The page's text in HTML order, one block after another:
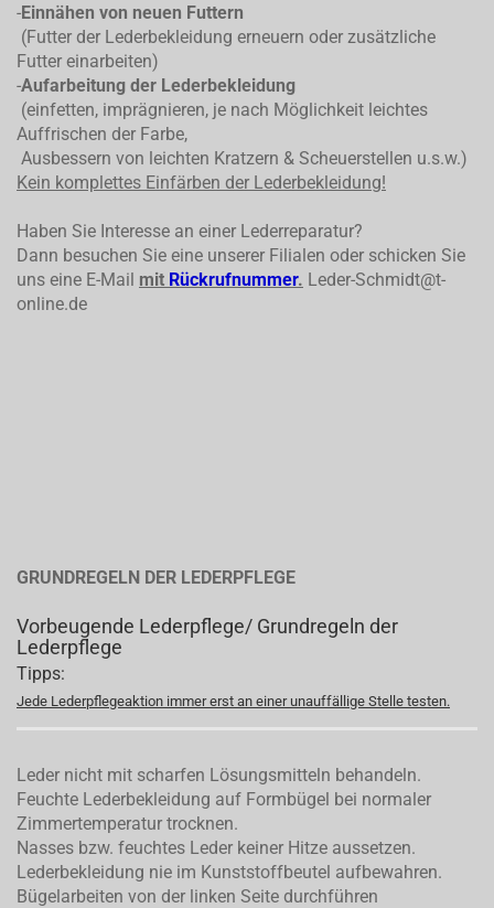
-Einnähen von neuen Futtern
(Futter der Lederbekleidung erneuern oder zusätzliche
Futter einarbeiten)
-Aufarbeitung der Lederbekleidung
(einfetten, imprägnieren, je nach Möglichkeit leichtes
Auffrischen der Farbe,
Ausbessern von leichten Kratzern & Scheuerstellen u.s.w.)
Kein komplettes Einfärben der Lederbekleidung!
Haben Sie Interesse an einer Lederreparatur?
Dann besuchen Sie eine unserer Filialen oder schicken Sie
uns eine E-Mail mit Rückrufnummer. Leder-Schmidt@t-
online.de
GRUNDREGELN DER LEDERPFLEGE
Vorbeugende Lederpflege/ Grundregeln der
Lederpflege
Tipps:
Jede Lederpflegeaktion immer erst an einer unauffällige Stelle testen.
Leder nicht mit scharfen Lösungsmitteln behandeln.
Feuchte Lederbekleidung auf Formbügel bei normaler
Zimmertemperatur trocknen.
Nasses bzw. feuchtes Leder keiner Hitze aussetzen.
Lederbekleidung nie im Kunststoffbeutel aufbewahren.
Bügelarbeiten von der linken Seite durchführen